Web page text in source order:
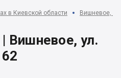
в Киевской области Вишневое,
Вишневое, ул.